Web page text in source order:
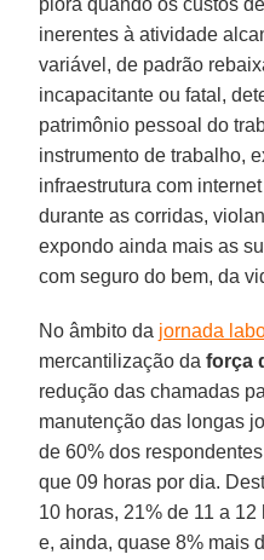
inerentes à atividade
variável, de padrão
incapacitante ou fatal,
patrimônio pessoal do
instrumento de trabalho,
infraestrutura com
durante as corridas,
expondo ainda mais as
com seguro do bem, da
No âmbito da jornada
mercantilização daforça
redução das chamadas
manutenção das longas
de 60% dos
que 09 horas por dia.
10 horas, 21% de 11 a
e, ainda, quase 8% mais